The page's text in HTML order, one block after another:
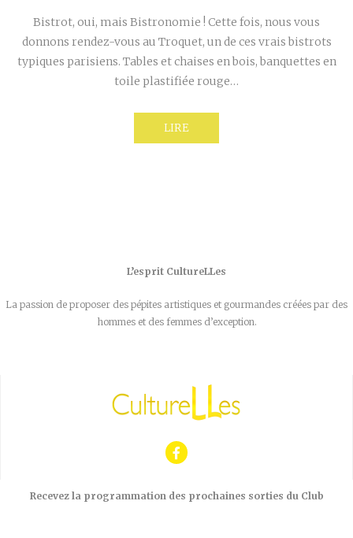
Bistrot, oui, mais Bistronomie ! Cette fois, nous vous
donnons rendez-vous au Troquet, un de ces vrais bistrots
typiques parisiens. Tables et chaises en bois, banquettes en
toile plastifiée rouge…
LIRE
L’esprit CultureLLes
La passion de proposer des pépites artistiques et gourmandes créées par des
hommes et des femmes d’exception.
Recevez la programmation des prochaines sorties du Club